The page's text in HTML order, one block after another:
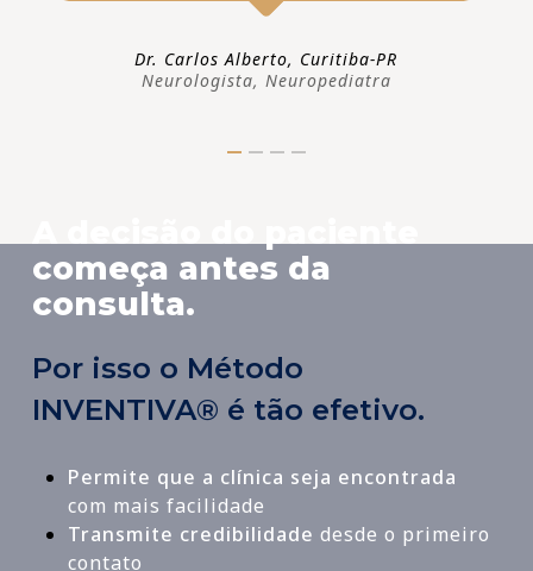
Dr. Carlos Alberto, Curitiba-PR
Neurologista, Neuropediatra
começa antes da
consulta.
Por isso o Método
INVENTIVA® é tão efetivo.
Permite que a clínica seja encontrada
com mais facilidade
Transmite credibilidade desde o primeiro
contato